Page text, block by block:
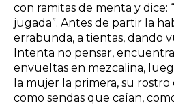
con ramitas de menta y dice:
jugada”. Antes de partir la
errabunda, a tientas, dando
Intenta no pensar,
envueltas en mezcalina,
la mujer la primera, su
como sendas que caían,